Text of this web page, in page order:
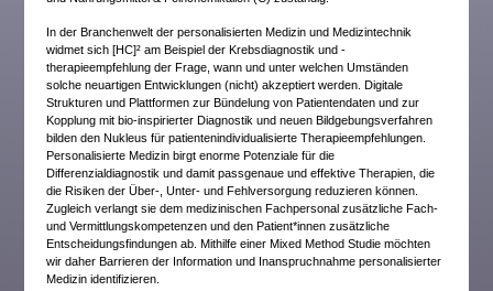
In der Branchenwelt der personalisierten Medizin und Medizintechnik
widmet sich [HC]² am Beispiel der Krebsdiagnostik und -
therapieempfehlung der Frage, wann und unter welchen Umständen
solche neuartigen Entwicklungen (nicht) akzeptiert werden. Digitale
Strukturen und Plattformen zur Bündelung von Patientendaten und zur
Kopplung mit bio-inspirierter Diagnostik und neuen Bildgebungsverfahren
bilden den Nukleus für patientenindividualisierte Therapieempfehlungen.
Personalisierte Medizin birgt enorme Potenziale für die
Differenzialdiagnostik und damit passgenaue und effektive Therapien, die
die Risiken der Über-, Unter- und Fehlversorgung reduzieren können.
Zugleich verlangt sie dem medizinischen Fachpersonal zusätzliche Fach-
und Vermittlungskompetenzen und den Patient*innen zusätzliche
Entscheidungsfindungen ab. Mithilfe einer Mixed Method Studie möchten
wir daher Barrieren der Information und Inanspruchnahme personalisierter
Medizin identifizieren.